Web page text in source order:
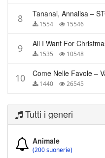
8 1554 15546
9 1535 10548
10 1440 26545
Tutti i generi
Animale
(200 suonerie)